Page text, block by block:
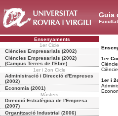
Guia
Ensenyaments
1er Cicle
Ciències Empresarials (2002)
Ciències Empresarials (2002)
(Campus Terres de l'Ebre)
1er i 2on Cicle
Administració i Direcció d'Empreses
(2002)
Economia (2001)
Màsters
Direcció Estratègica de l'Empresa
(2007)
Organització Industrial (2006)
1er
1er i